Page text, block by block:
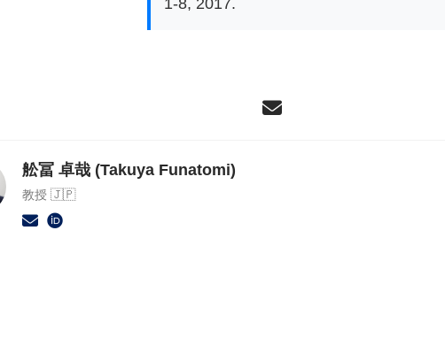
1-8, 2017.
舩冨 卓哉 (Takuya Funatomi)
教授 🇯🇵